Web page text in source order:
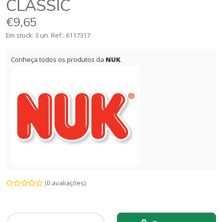
CLASSIC
€9,65
Em stock: 3 un. Ref.: 6117317
Conheça todos os produtos da NUK.
(0 avaliações)